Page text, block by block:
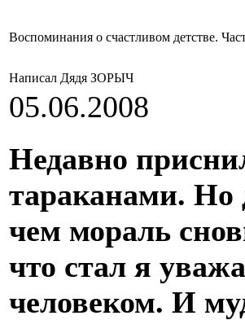
Воспоминания о счастливом детстве.
Написал Дядя ЗОРЫЧ
05.06.2008
Недавно
тараканами. Но
чем мораль
что стал я
человеком. И